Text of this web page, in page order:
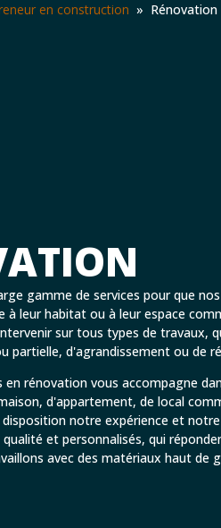
en construction » Rénovation
gamme de services pour que
à leur habitat ou à leur espace
sur tous types de travaux,
partielle, d'agrandissement ou de
en rénovation vous accompagne
d'appartement, de local
notre expérience et
et personnalisés, qui
avec des matériaux haut de